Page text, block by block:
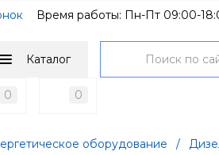
Время работы: Пн-Пт 09:00-
Каталог
0 0
оборудование /